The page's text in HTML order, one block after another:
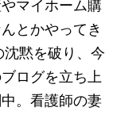
マイホーム購
とかやってき
黙を破り、今
ログを立ち上
。看護師の妻